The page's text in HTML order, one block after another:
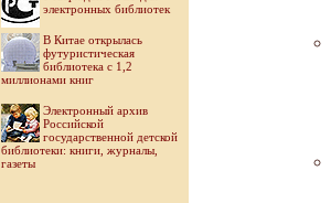
электронных библиотек
В Китае открылась
футуристическая
библиотека с 1,2
миллионами книг
Электронный архив
Российской
государственной детской
библиотеки: книги, журналы,
газеты